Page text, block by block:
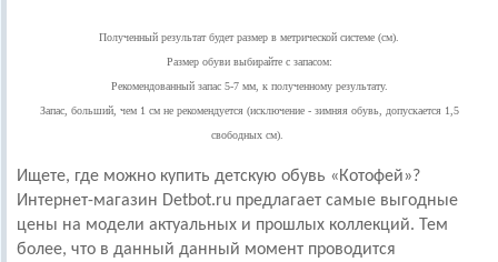
Полученный результат будет размер в метрической системе (см).
Размер обуви выбирайте с запасом:
Рекомендованный запас 5-7 мм, к полученному результату.
Запас, больший, чем 1 см не рекомендуется (исключение - зимняя обувь, допускается 1,5
свободных см).
Ищете, где можно купить детскую обувь «Котофей»?
Интернет-магазин Detbot.ru предлагает самые выгодные
цены на модели актуальных и прошлых коллекций. Тем
более, что в данный данный момент проводится